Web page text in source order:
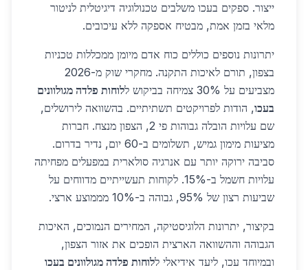
ייצור. ספקים בעכו משלבים טכנולוגיה דיגיטלית לניטור
מלאי בזמן אמת, מבטיח אספקה ללא עיכובים.
יתרונות נוספים כוללים כוח אדם מיומן ממכללות טכניות
בצפון, תורם לאיכות התקנה. מחקרי שוק מ-2026
מצביעים על 30% צמיחה בביקוש ל
לוחות פלדה מגולוונים
בעכו, הודות לפרויקטים תשתיתיים. בהשוואה לירושלים,
שם עלויות הובלה גבוהות פי 2, הצפון מנצח. חברות
מציעות מימון גמיש, תשלומים ב-60 יום, נדיר בדרום.
סביבה ירוקה יותר עם אנרגיה סולארית במפעלים מפחיתה
עלויות חשמל ב-15%. לקוחות תעשייתיים מדווחים על
שביעות רצון של 95%, גבוהה ב-10% מממוצע ארצי.
בקיצור, יתרונות הלוגיסטיקה, המחירים הנמוכים, האיכות
הגבוהה וההשוואה הארצית הופכים את אזור הצפון,
ובמיוחד עכו, ליעד אידיאלי ללוחות פלדה מגולוונים בעכו